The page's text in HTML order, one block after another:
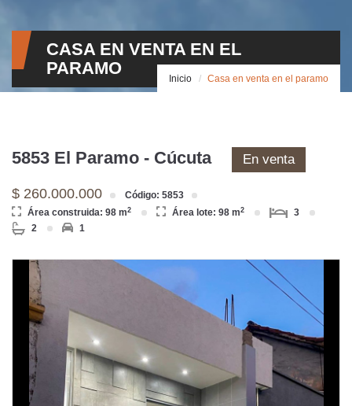
CASA EN VENTA EN EL
PARAMO
Inicio Casa en venta en el paramo
5853 El Paramo - Cúcuta En venta
$ 260.000.000
Código: 5853
Área construida: 98 m2 Área lote: 98 m2
3
2
1